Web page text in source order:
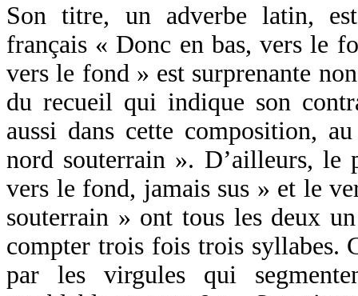
Son titre, un adverbe latin,
français « Donc en bas, vers le
vers le fond » est surprenante
du recueil qui indique son
aussi dans cette composition,
nord souterrain ». D’ailleurs, le
vers le fond, jamais sus » et le
souterrain » ont tous les deux
compter trois fois trois syllabes.
par les virgules qui